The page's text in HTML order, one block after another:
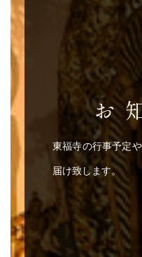
お
東福寺の行事予定
届け致します。